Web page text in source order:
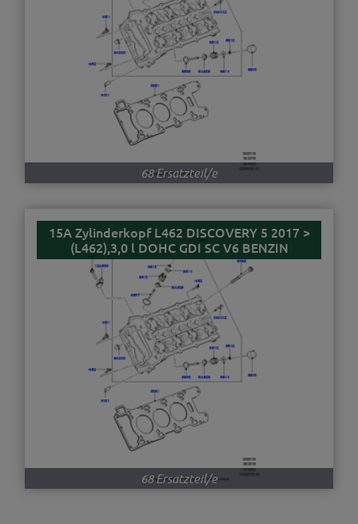
68 Ersatzteil/e
15A Zylinderkopf L462 DISCOVERY 5 2017 >
(L462),3,0 l DOHC GDI SC V6 BENZIN
68 Ersatzteil/e